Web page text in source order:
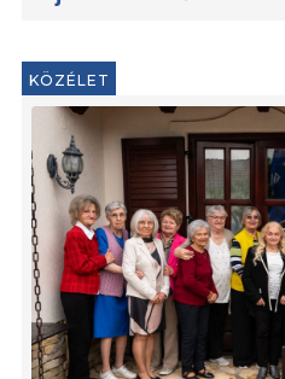
KÖZÉLET